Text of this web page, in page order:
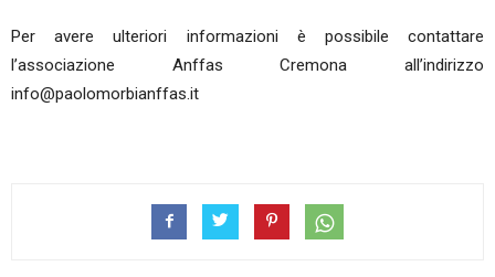
Per avere ulteriori informazioni è possibile contattare
l’associazione Anffas Cremona all’indirizzo
info@paolomorbianffas.it